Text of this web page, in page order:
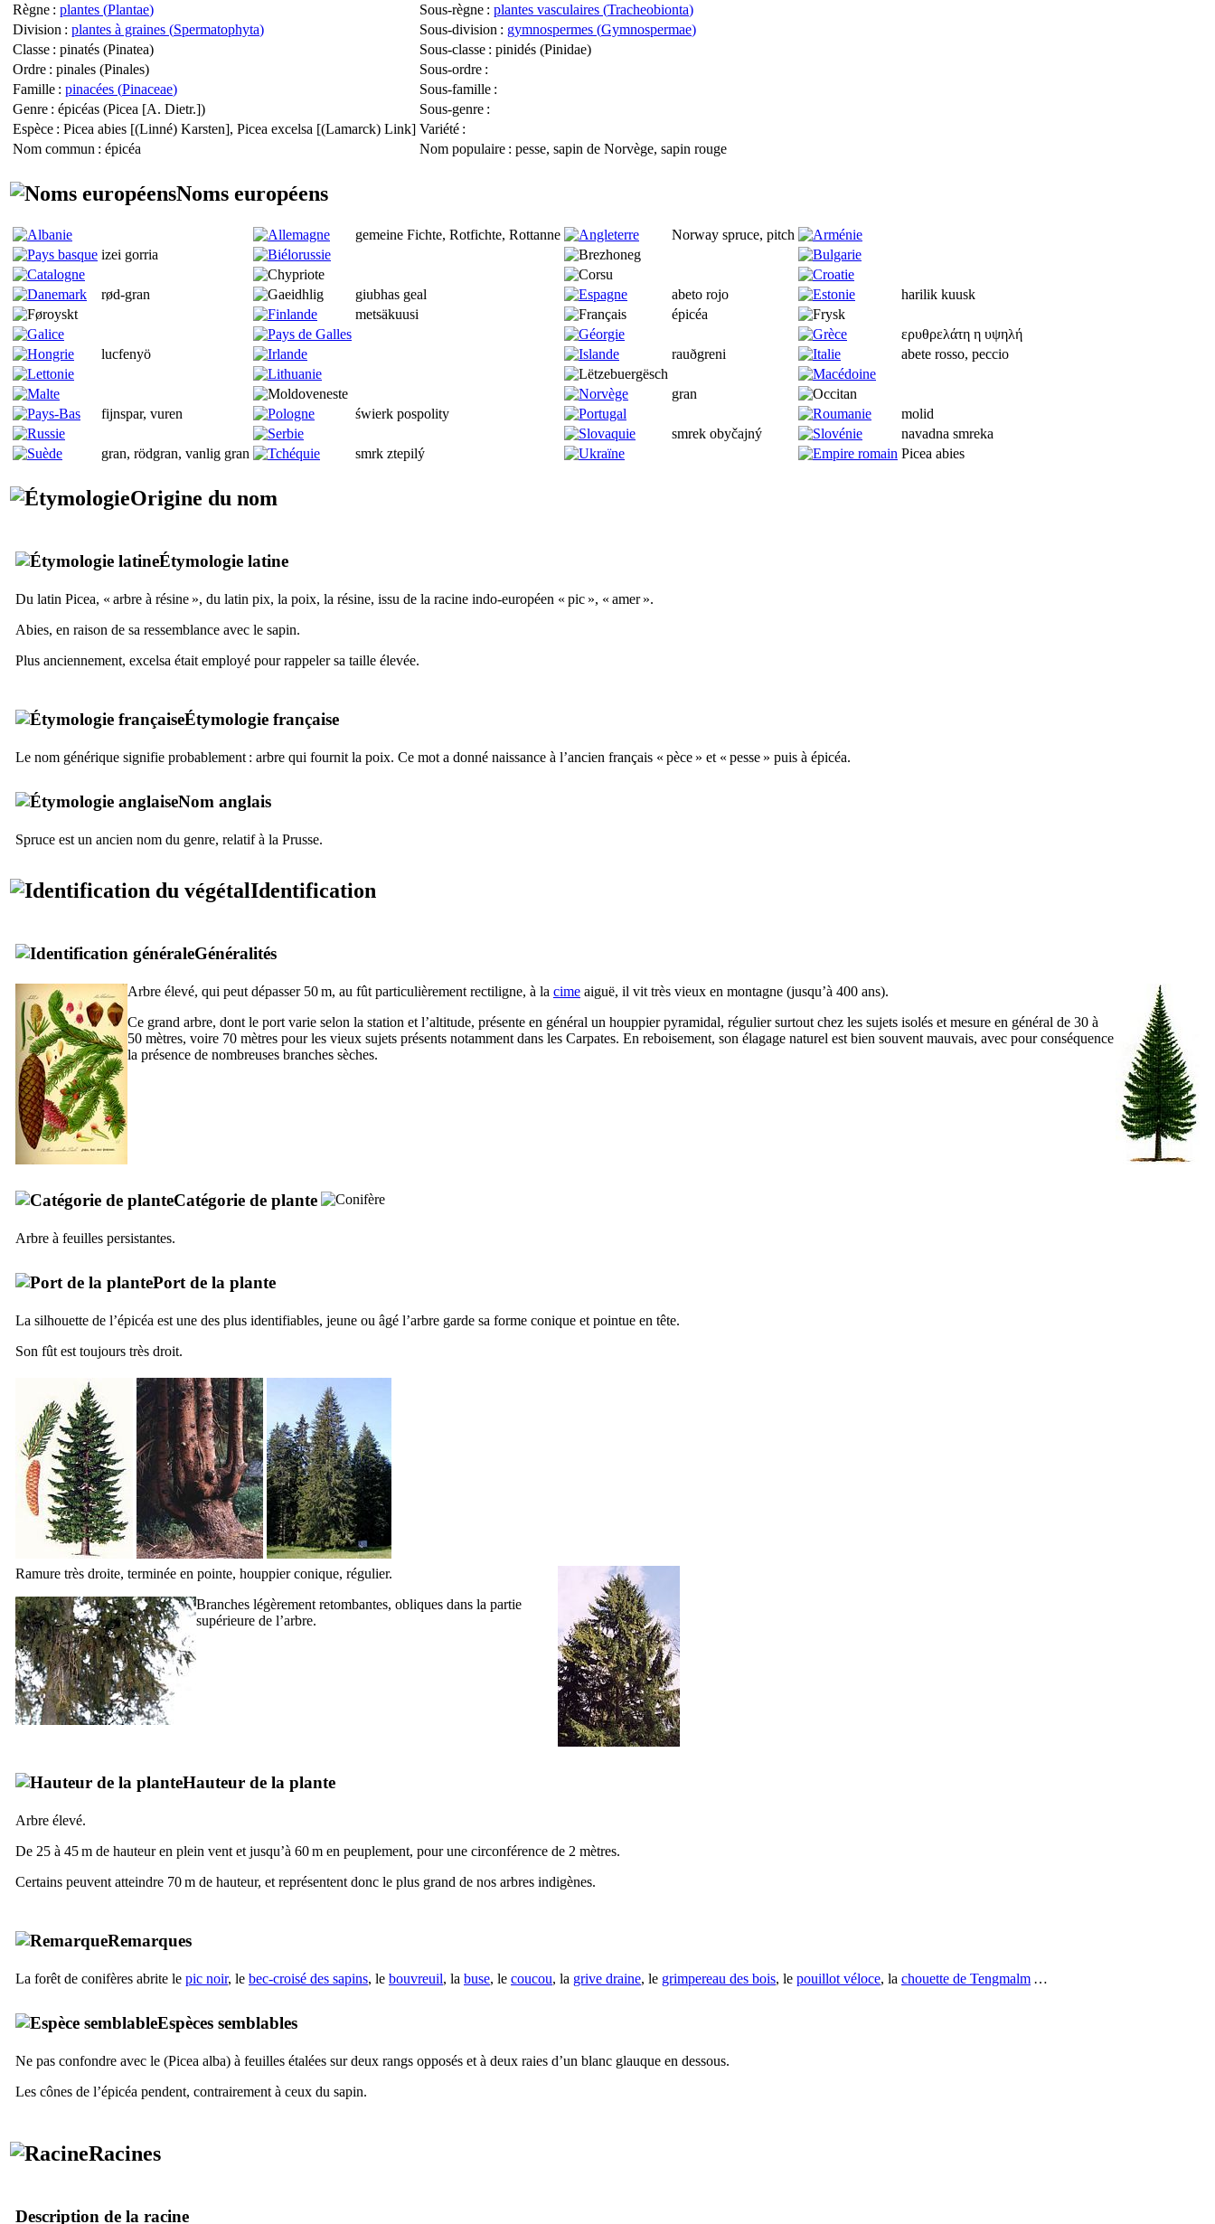
Règne : plantes (Plantae) Sous-règne : plantes vasculaires (Tracheobionta)
Division : plantes à graines (Spermatophyta) Sous-division : gymnospermes (Gymnospermae)
Classe : pinatés (Pinatea) Sous-classe : pinidés (Pinidae)
Ordre : pinales (Pinales) Sous-ordre :
Famille : pinacées (Pinaceae) Sous-famille :
Genre : épicéas (Picea [A. Dietr.]) Sous-genre :
Espèce : Picea abies [(Linné) Karsten], Picea excelsa [(Lamarck) Link] Variété :
Nom commun : épicéa Nom populaire : pesse, sapin de Norvège, sapin rouge
Noms européens
gemeine Fichte, Rotfichte, Rottanne
Norway spruce, pitch
izei gorria
rød-gran giubhas geal abeto rojo
harilik kuusk
metsäkuusi
épicéa
ερυθρελάτη η υψηλή
lucfenyö
rauðgreni abete rosso, peccio
gran
fijnspar, vuren
świerk pospolity
molid
smrek obyčajný
navadna smreka
gran, rödgran, vanlig gran
smrk ztepilý Picea abies
Origine du nom
Étymologie latine
Du latin Picea, « arbre à résine », du latin pix, la poix, la résine, issu de la racine indo-européen « pic », « amer ».
Abies, en raison de sa ressemblance avec le sapin.
Plus anciennement, excelsa était employé pour rappeler sa taille élevée.
Étymologie française
Le nom générique signifie probablement : arbre qui fournit la poix. Ce mot a donné naissance à l’ancien français « pèce » et « pesse » puis à épicéa.
Nom anglais
Spruce est un ancien nom du genre, relatif à la Prusse.
Identification
Généralités
Arbre élevé, qui peut dépasser 50 m, au fût particulièrement rectiligne, à la cime aiguë, il vit très vieux en montagne (jusqu’à 400 ans).
Ce grand arbre, dont le port varie selon la station et l’altitude, présente en général un houppier pyramidal, régulier surtout chez les sujets isolés et mesure en général de 30 à
50 mètres, voire 70 mètres pour les vieux sujets présents notamment dans les Carpates. En reboisement, son élagage naturel est bien souvent mauvais, avec pour conséquence
la présence de nombreuses branches sèches.
Catégorie de plante
Arbre à feuilles persistantes.
Port de la plante
La silhouette de l’épicéa est une des plus identifiables, jeune ou âgé l’arbre garde sa forme conique et pointue en tête.
Son fût est toujours très droit.
Ramure très droite, terminée en pointe, houppier conique, régulier.
Branches légèrement retombantes, obliques dans la partie
supérieure de l’arbre.
Hauteur de la plante
Arbre élevé.
De 25 à 45 m de hauteur en plein vent et jusqu’à 60 m en peuplement, pour une circonférence de 2 mètres.
Certains peuvent atteindre 70 m de hauteur, et représentent donc le plus grand de nos arbres indigènes.
Remarques
La forêt de conifères abrite le pic noir, le bec-croisé des sapins, le bouvreuil, la buse, le coucou, la grive draine, le grimpereau des bois, le pouillot véloce, la chouette de Tengmalm …
Espèces semblables
Ne pas confondre avec le (Picea alba) à feuilles étalées sur deux rangs opposés et à deux raies d’un blanc glauque en dessous.
Les cônes de l’épicéa pendent, contrairement à ceux du sapin.
Racines
Description de la racine